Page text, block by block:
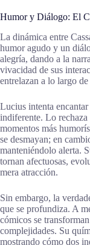
Humor y Diálogo: El
La dinámica entre
humor agudo y un
alegría, dando a la
vivacidad de sus
entrelazan a lo largo
Lucius intenta
indiferente. Lo
momentos más
se desmayan; en
manteniéndolo alerta.
tornan afectuosas,
mera atracción.
Sin embargo, la
que se profundiza. A
cómicos se
complejidades. Su
mostrando cómo dos